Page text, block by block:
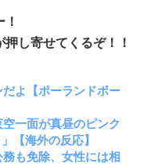
し寄せてくるぞ！！
だよ【ポーランドボー
一面が真昼のピンク
【海外の反応】
務も免除、女性には相